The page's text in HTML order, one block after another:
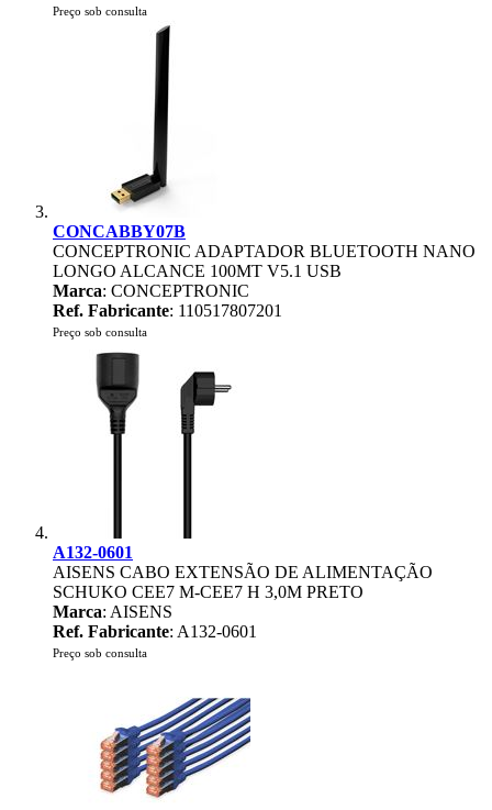
Preço sob consulta
CONCABBY07B
CONCEPTRONIC ADAPTADOR BLUETOOTH NANO
LONGO ALCANCE 100MT V5.1 USB
Marca: CONCEPTRONIC
Ref. Fabricante: 110517807201
Preço sob consulta
A132-0601
AISENS CABO EXTENSÃO DE ALIMENTAÇÃO
SCHUKO CEE7 M-CEE7 H 3,0M PRETO
Marca: AISENS
Ref. Fabricante: A132-0601
Preço sob consulta